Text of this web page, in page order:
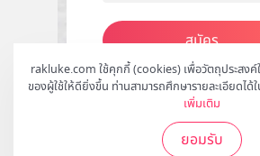
rakluke.com ใช้คุกกี้ (cookies) เพื่อวัตถุประสง
ของผู้ใช้ให้ดียิ่งขึ้น ท่านสามารถศึกษารายละเอียดได้
เพิ่มเติม
ยอมรับ
สมัคร
ติดตามเราได้ที่